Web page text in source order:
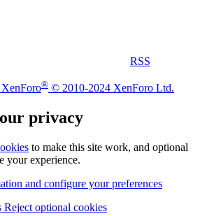
RSS
® © 2010-2024 XenForo Ltd.
privacy
to make this site work, and optional
your experience.
and configure your preferences
Reject optional cookies